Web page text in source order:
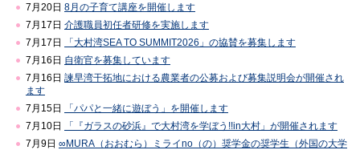
7月20日 8月の子育て講座を開催します
7月17日 介護職員初任者研修を実施します
7月17日
「大村湾SEA TO SUMMIT2026」の協賛を募集します
7月16日 自衛官を募集しています
7月16日 諫早湾干拓地における農業者の公募および募集説明会が開催され
ます
7月15日
「パパと一緒に遊ぼう」を開催します
7月10日
「『ガラスの砂浜』で大村湾を学ぼう!!in大村」が開催されます
7月9日 ∞MURA（おおむら）ミライno（の）奨学金の奨学生（外国の大学